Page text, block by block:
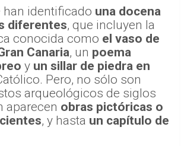
han identificado una docena
diferentes, que incluyen la
conocida como el vaso de
Canaria, un poema
y un sillar de piedra en
Pero, no sólo son
arqueológicos de siglos
aparecen obras pictóricas o
, y hasta un capítulo de